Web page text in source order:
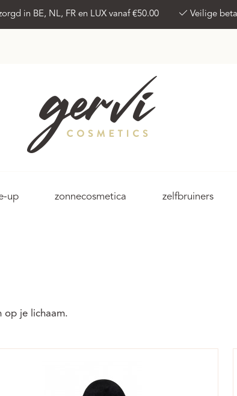
in BE, NL, FR en LUX vanaf €50.00 Veilige
up zonnecosmetica zelfbruiners
op je lichaam.